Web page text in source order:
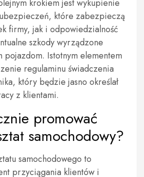
krokiem jest wykupienie
które zabezpieczą
firmy, jak i odpowiedzialność
szkody wyrządzone
pojazdom. Istotnym elementem
regulaminu świadczenia
który będzie jasno określał
z klientami.
promować
samochodowy?
samochodowego to
przyciągania klientów i